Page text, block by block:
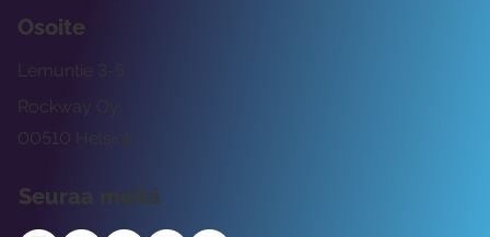
Osoite
Rockway Oy
Lemuntie 3-5
00510 Helsinki
Seuraa meitä